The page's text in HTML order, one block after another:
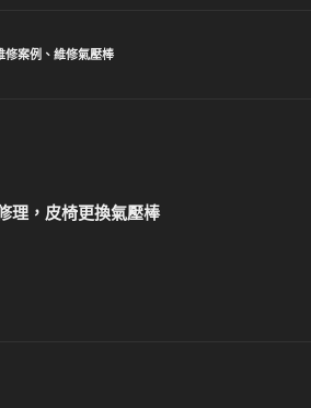
修案例 、 維修氣壓棒
理，皮椅更換氣壓棒